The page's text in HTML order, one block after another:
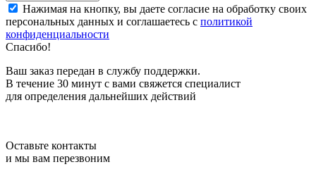
Нажимая на кнопку, вы даете согласие на обработку своих
персональных данных и соглашаетесь с политикой
конфиденциальности
Спасибо!
Ваш заказ передан в службу поддержки.
В течение 30 минут с вами свяжется специалист
для определения дальнейших действий
Оставьте контакты
и мы вам перезвоним